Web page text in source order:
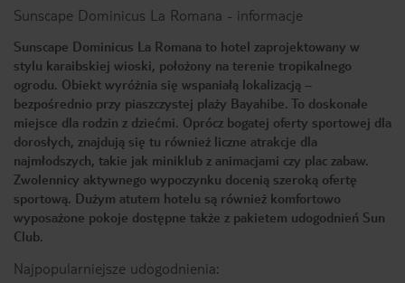
Sunscape Dominicus La Romana - informacje
Sunscape Dominicus La Romana to hotel zaprojektowany w
stylu karaibskiej wioski, położony na terenie tropikalnego
ogrodu. Obiekt wyróżnia się wspaniałą lokalizacją –
bezpośrednio przy piaszczystej plaży Bayahibe. To doskonałe
miejsce dla rodzin z dziećmi. Oprócz bogatej oferty sportowej dla
dorosłych, znajdują się tu również liczne atrakcje dla
najmłodszych, takie jak miniklub z animacjami czy plac zabaw.
Zwolennicy aktywnego wypoczynku docenią szeroką ofertę
sportową. Dużym atutem hotelu są również komfortowo
wyposażone pokoje dostępne także z pakietem udogodnień Sun
Club.
Najpopularniejsze udogodnienia: